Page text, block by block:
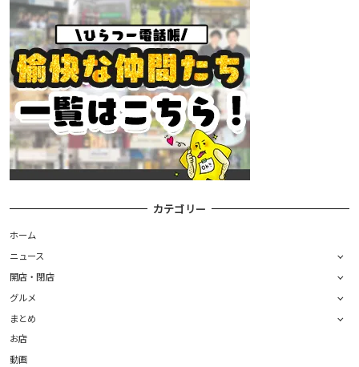
カテゴリー
ホーム
ニュース
開店・閉店
グルメ
まとめ
お店
動画